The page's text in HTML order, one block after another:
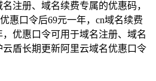
注册、域名续费专属的优惠码，
惠口令后69元一年，cn域名续费
优惠口令可用于域名注册、域名
盾长期更新阿里云域名优惠口令